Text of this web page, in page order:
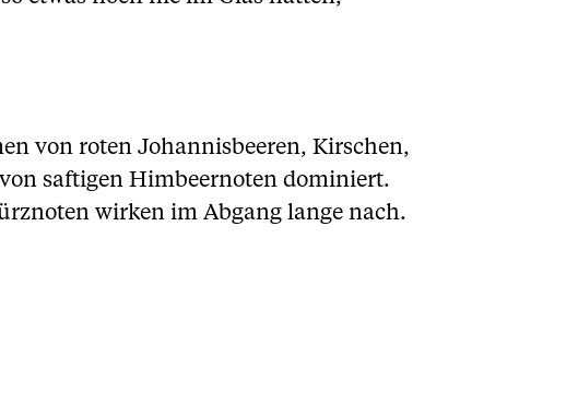
von roten Johannisbeeren, Kirschen,
saftigen Himbeernoten dominiert.
wirken im Abgang lange nach.